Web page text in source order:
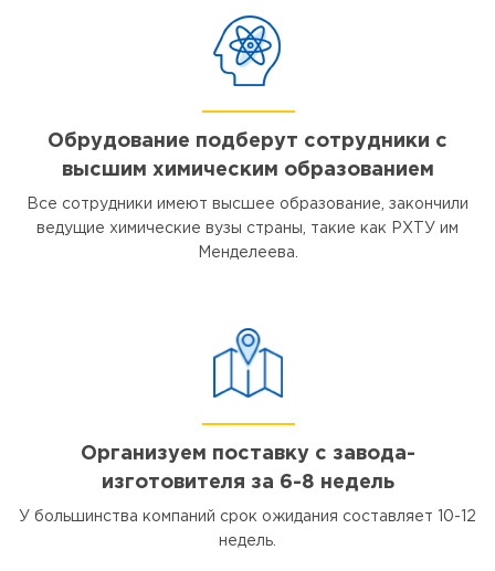
Обрудование подберут сотрудники с
высшим химическим образованием
Все сотрудники имеют высшее образование, закончили
ведущие химические вузы страны, такие как РХТУ им
Менделеева.
Организуем поставку с завода-
изготовителя за 6-8 недель
У большинства компаний срок ожидания составляет 10-12
недель.